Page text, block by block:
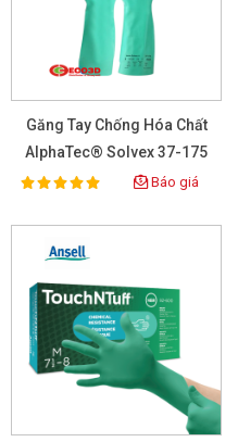
Găng Tay Chống Hóa Chất
AlphaTec® Solvex 37-175
ANSELL
Rating:
100% Báo giá